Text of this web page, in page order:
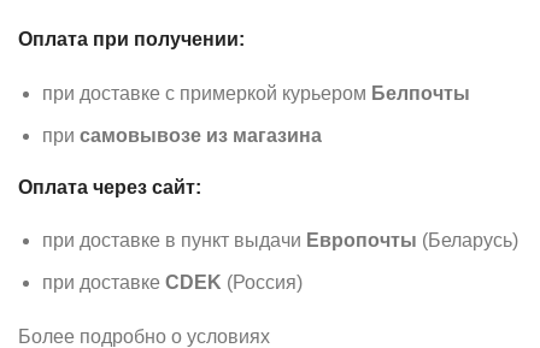
Оплата при получении:
при доставке с примеркой курьером Белпочты
при самовывозе из магазина
Оплата через сайт:
при доставке в пункт выдачи Европочты (Беларусь)
при доставке CDEK (Россия)
Более подробно о условиях